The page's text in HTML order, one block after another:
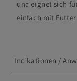
und eignet sich
einfach mit Futter
Indikationen /